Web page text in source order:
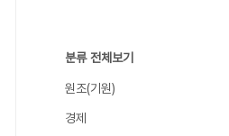
분류 전체보기
원조(기원)
경제